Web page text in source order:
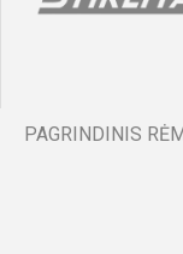
PAGRINDINIS